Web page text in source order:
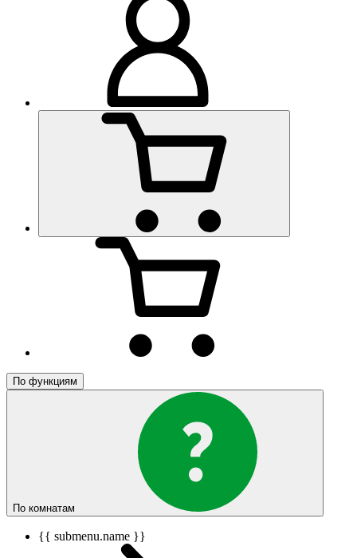
По функциям
По комнатам
{{ submenu.name }}